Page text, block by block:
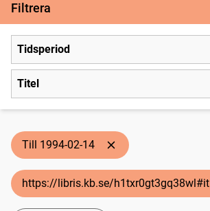
Filtrera
Tidsperiod
Titel
Till 1994-02-14
https://libris.kb.se/h1txr0gt3gq38wl#it